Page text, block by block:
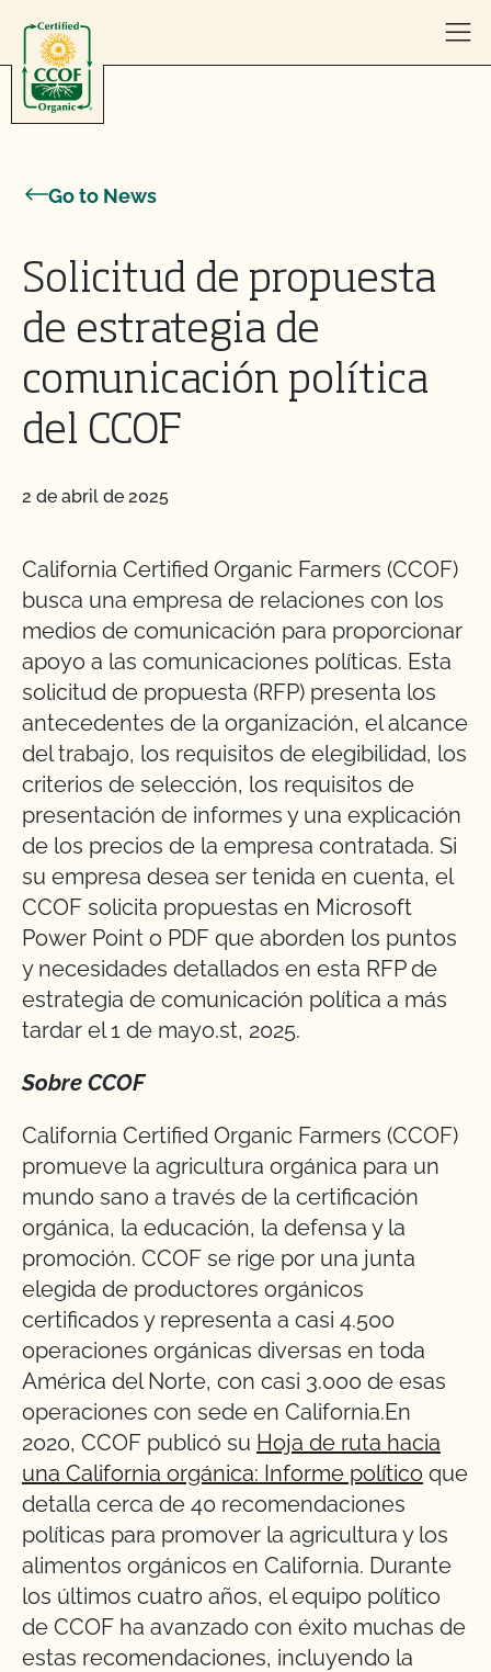
Go to News
Solicitud de propuesta
de estrategia de
comunicación política
del CCOF
2 de abril de 2025
California Certified Organic Farmers (CCOF)
busca una empresa de relaciones con los
medios de comunicación para proporcionar
apoyo a las comunicaciones políticas. Esta
solicitud de propuesta (RFP) presenta los
antecedentes de la organización, el alcance
del trabajo, los requisitos de elegibilidad, los
criterios de selección, los requisitos de
presentación de informes y una explicación
de los precios de la empresa contratada. Si
su empresa desea ser tenida en cuenta, el
CCOF solicita propuestas en Microsoft
Power Point o PDF que aborden los puntos
y necesidades detallados en esta RFP de
estrategia de comunicación política a más
tardar el 1 de mayo.st, 2025.
Sobre CCOF
California Certified Organic Farmers (CCOF)
promueve la agricultura orgánica para un
mundo sano a través de la certificación
orgánica, la educación, la defensa y la
promoción. CCOF se rige por una junta
elegida de productores orgánicos
certificados y representa a casi 4.500
operaciones orgánicas diversas en toda
América del Norte, con casi 3.000 de esas
operaciones con sede en California.En
2020, CCOF publicó su Hoja de ruta hacia
una California orgánica: Informe político que
detalla cerca de 40 recomendaciones
políticas para promover la agricultura y los
alimentos orgánicos en California. Durante
los últimos cuatro años, el equipo político
de CCOF ha avanzado con éxito muchas de
estas recomendaciones, incluyendo la